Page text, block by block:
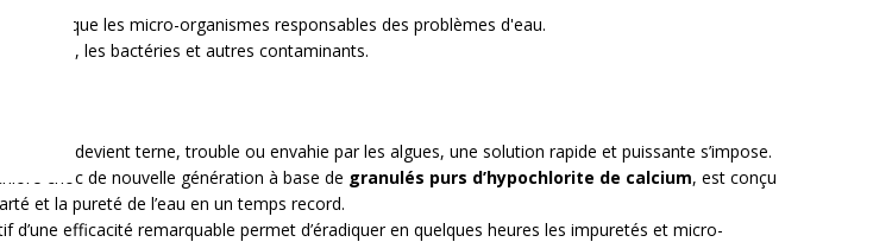
qui attaque les micro-organismes responsables des problèmes d'eau.
les algues, les bactéries et autres contaminants.
piscine devient terne, trouble ou envahie par les algues, une solution rapide et puissante s’impose.
chlore choc de nouvelle génération à base de granulés purs d’hypochlorite de calcium, est conçu
et la pureté de l’eau en un temps record.
d’une efficacité remarquable permet d’éradiquer en quelques heures les impuretés et micro-